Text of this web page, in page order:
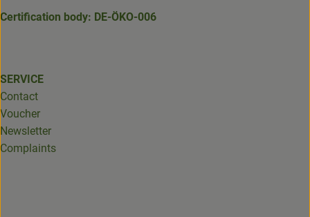
Certification body: DE-ÖKO-006
SERVICE
Contact
Voucher
Newsletter
Complaints